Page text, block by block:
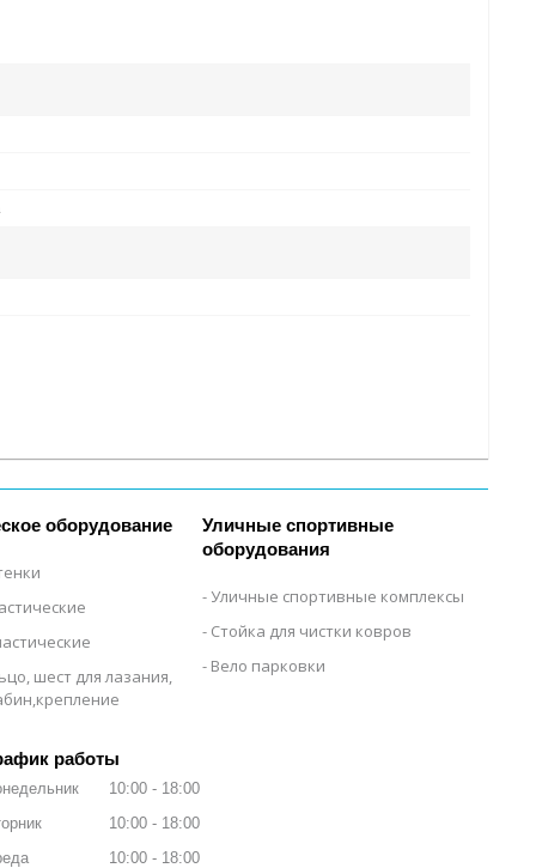
оборудование
шест для лазания,
Уличные спортивные
оборудования
Уличные спортивные комплексы
Стойка для чистки ковров
Вело парковки
работы
10:00
18:00
10:00
18:00
10:00
18:00